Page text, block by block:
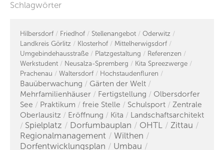
Schlagwörter
Hilbersdorf Friedhof Stellenangebot
Oderwitz
Landkreis Görlitz
Klosterhof
Mittelherwigsdorf
Umgebindehausstraße
Platzgestaltung
Referenzen
Werkstudent
Neusalza-Spremberg
Kita Spreezwerge
Prachenau
Waltersdorf Hochstaudenfluren
Bauüberwachung
Gärten der Welt
Mehrfamilienhäuser
Fertigstellung
Olbersdorfer
See
Praktikum freie Stelle Schulsport
Zentrale
Oberlausitz
Eröffnung Kita Landschaftsarchitekt
Spielplatz Dorfumbauplan OHTL
Zittau
Regionalmanagement
Wilthen
Dorfentwicklungsplan
Umbau